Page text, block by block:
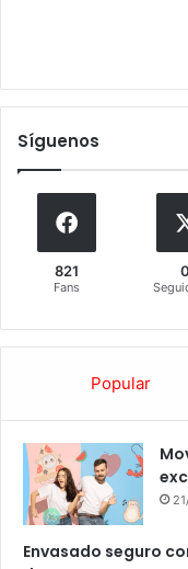
Síguenos
821
Fans
0
Popular
Envasado seguro